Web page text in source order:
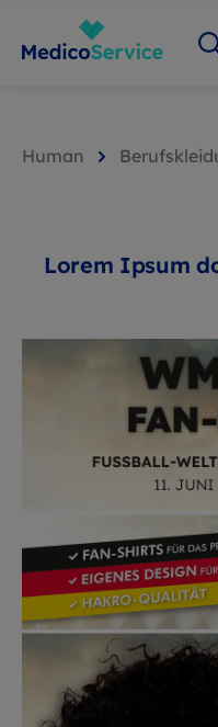
Human
Lorem Ipsum